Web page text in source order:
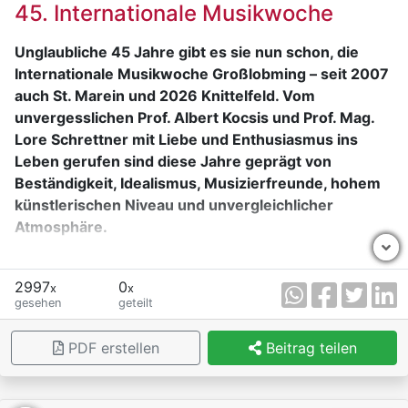
Objekte schnell schützen zu können.
45. Internationale Musikwoche
Unglaubliche 45 Jahre gibt es sie nun schon, die
Internationale Musikwoche Großlobming – seit 2007
auch St. Marein und 2026 Knittelfeld. Vom
unvergesslichen Prof. Albert Kocsis und Prof. Mag.
Lore Schrettner mit Liebe und Enthusiasmus ins
Leben gerufen sind diese Jahre geprägt von
Beständigkeit, Idealismus, Musizierfreunde, hohem
künstlerischen Niveau und unvergleichlicher
Atmosphäre.
Musikszene aus Amerika, Japan, Kanada, Luxemburg,
Iran, Spanien, Israel, Korea, Taiwan, Mexiko,
Neuseeland, Australien, Ungarn, Italien, Deutschland,
Schweiz, Liechtenstein, Frankreich, Polen, Slowenien,
Kroatien, Albanien, Holland, Schweden, Russland,
2997x
gesehen
0x
geteilt
PDF erstellen Beitrag teilen